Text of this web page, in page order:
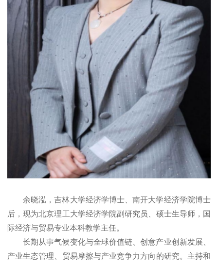
余晓泓，吉林大学经济学博士、南开大学经济学院博士
后，现为北京理工大学经济学院副研究员、硕士生导师，国
际经济与贸易专业本科教学主任。
长期从事气候变化与全球价值链、创意产业创新发展、
产业生态管理、贸易摩擦与产业竞争力方向的研究。主持和